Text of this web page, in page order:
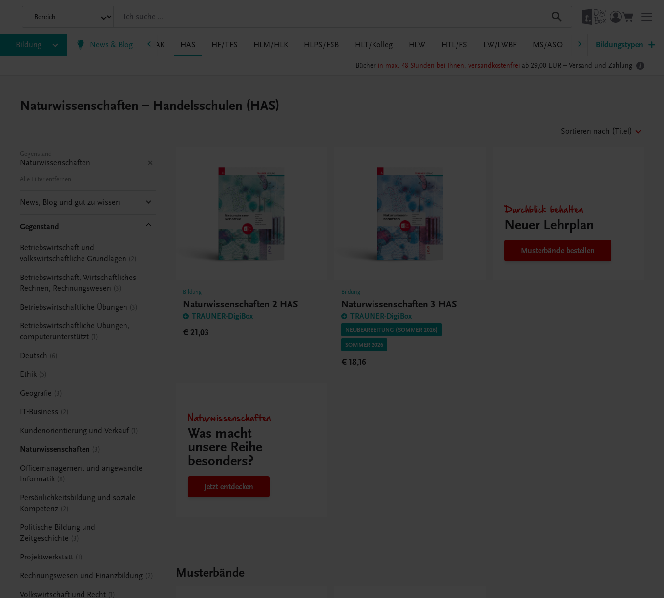
Bildung News & Blog
BRP BS EWF/ZWF FW HAK HAS HF/TFS HLM/HLK HLPS/FSB HLT/Kolleg HLW HTL/FS LW/LWBF MS/ASO Pflege PTS
Bildungstypen
Bücher in max. 48 Stunden bei Ihnen, versandkostenfrei ab 29,00 EUR – Versand und Zahlung
Naturwissenschaften – Handelsschulen (HAS)
Sortieren nach (Titel)
Gegenstand
Naturwissenschaften
Alle Filter entfernen
News, Blog und gut zu wissen
Gegenstand
Betriebswirtschaft und
volkswirtschaftliche Grundlagen
2
Betriebswirtschaft, Wirtschaftliches
Rechnen, Rechnungswesen
3
Betriebswirtschaftliche Übungen 3
Betriebswirtschaftliche Übungen,
computerunterstützt 1
Deutsch 6
Ethik 5
Geografie 3
IT-Business 2
Kundenorientierung und Verkauf 1
Naturwissenschaften 3
Officemanagement und angewandte
Informatik 8
Persönlichkeitsbildung und soziale
Kompetenz 2
Politische Bildung und
Zeitgeschichte
3
Projektwerkstatt 1
Rechnungswesen und Finanzbildung 2
Volkswirtschaft und Recht 1
Bildung
Naturwissenschaften 2 HAS
TRAUNER-DigiBox
€ 21,03
Bildung
Naturwissenschaften 3 HAS
TRAUNER-DigiBox
NEUBEARBEITUNG (SOMMER 2026)
SOMMER 2026
€ 18,16
Durchblick behalten
Neuer Lehrplan
Musterbände bestellen
Naturwissenschaften
Was macht
unsere Reihe
besonders?
Jetzt entdecken
Musterbände